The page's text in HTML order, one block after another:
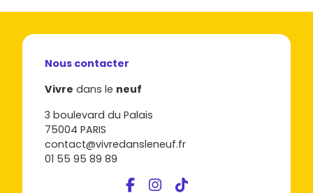
Nous contacter
Vivre dans le neuf
3 boulevard du Palais
75004 PARIS
contact@vivredansleneuf.fr
01 55 95 89 89